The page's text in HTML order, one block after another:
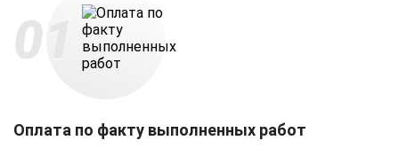
Оплата по факту выполненных работ